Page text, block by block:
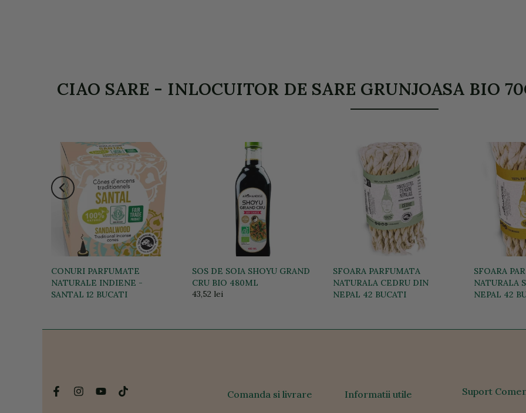
CIAO SARE - INLOCUITOR DE SARE GRUNJOASA BIO
CONURI PARFUMATE
NATURALE INDIENE -
SANTAL 12 BUCATI
SOS DE SOIA SHOYU GRAND
CRU BIO 480ML
43,52 lei
SFOARA PARFUMATA
NATURALA CEDRU DIN
NEPAL 42 BUCATI
SFOARA
NATURALA
NEPAL 42
Comanda si livrare Informatii utile Suport